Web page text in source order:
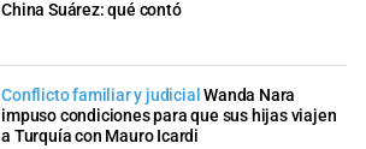
China Suárez: qué contó
Conflicto familiar y judicial Wanda Nara
impuso condiciones para que sus hijas viajen
a Turquía con Mauro Icardi